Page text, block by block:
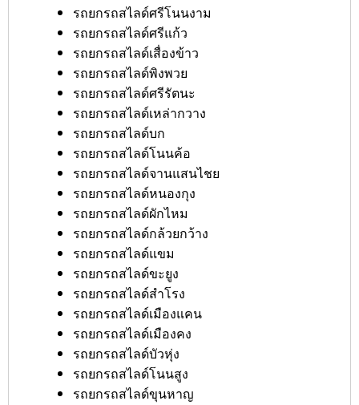
รถยกรถสไลด์ศรีโนนงาม
รถยกรถสไลด์ศรีแก้ว
รถยกรถสไลด์เสื่องข้าว
รถยกรถสไลด์พิงพวย
รถยกรถสไลด์ศรีรัตนะ
รถยกรถสไลด์เหล่ากวาง
รถยกรถสไลด์บก
รถยกรถสไลด์โนนค้อ
รถยกรถสไลด์จานแสนไชย
รถยกรถสไลด์หนองกุง
รถยกรถสไลด์ผักไหม
รถยกรถสไลด์กล้วยกว้าง
รถยกรถสไลด์แขม
รถยกรถสไลด์ขะยูง
รถยกรถสไลด์สำโรง
รถยกรถสไลด์เมืองแคน
รถยกรถสไลด์เมืองคง
รถยกรถสไลด์บัวหุ่ง
รถยกรถสไลด์โนนสูง
รถยกรถสไลด์ขุนหาญ